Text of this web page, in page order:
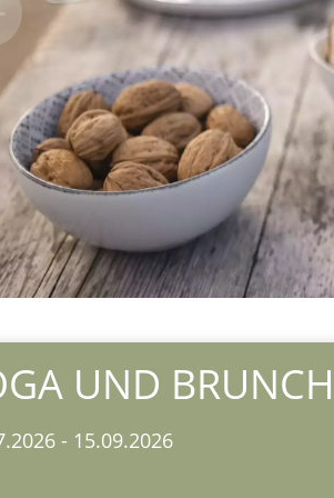
UND BRUNCH
- 15.09.2026